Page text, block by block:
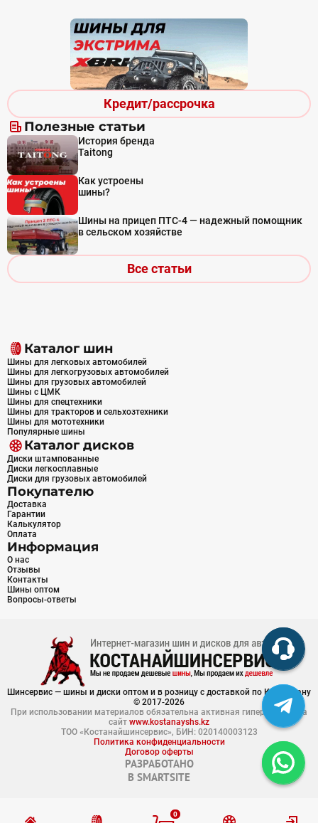
0
Кредит/рассрочка
Полезные статьи
История бренда
Taitong
Как устроены
шины?
Шины на прицеп ПТС-4 — надежный помощник
в сельском хозяйстве
Все статьи
Каталог шин
Шины для легковых автомобилей
Шины для легкогрузовых автомобилей
Шины для грузовых автомобилей
Шины с ЦМК
Шины для спецтехники
Шины для тракторов и сельхозтехники
Шины для мототехники
Популярные шины
Каталог дисков
Диски штампованные
Диски легкосплавные
Диски для грузовых автомобилей
Покупателю
Доставка
Гарантии
Калькулятор
Оплата
Информация
О нас
Отзывы
Контакты
Шины оптом
Вопросы-ответы
Шинсервис — шины и диски оптом и в розницу с доставкой по Казахстану
© 2017-2026
При использовании материалов обязательна активная гиперссылка на
сайт www.kostanayshs.kz
ТОО «Костанайшинсервис», БИН: 020140003123
Политика конфиденциальности
Договор оферты
РАЗРАБОТАНО
В SMARTSITE